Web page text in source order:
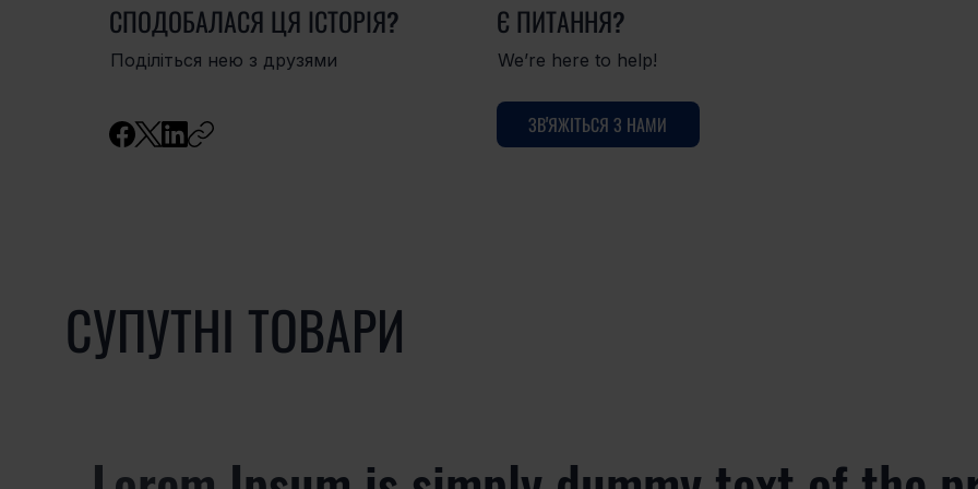
СПОДОБАЛАСЯ ЦЯ ІСТОРІЯ?
Поділіться нею з друзями
Є ПИТАННЯ?
We’re here to help!
ЗВ'ЯЖІТЬСЯ З НАМИ
СУПУТНІ ТОВАРИ